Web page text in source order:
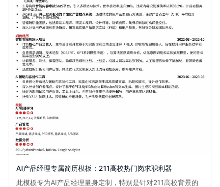
AI产品经理专属简历模板：211高校热门岗求职利器
此模板专为AI产品经理量身定制，特别是针对211高校背景的